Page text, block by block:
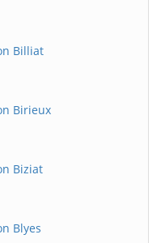
Billiat
Birieux
Biziat
Blyes